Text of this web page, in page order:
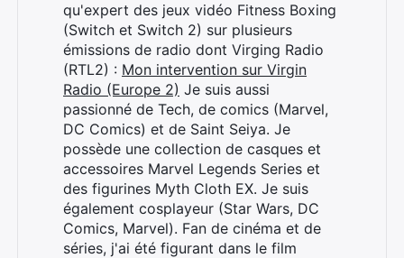
qu'expert des jeux vidéo Fitness Boxing
(Switch et Switch 2) sur plusieurs
émissions de radio dont Virging Radio
(RTL2) : Mon intervention sur Virgin
Radio (Europe 2) Je suis aussi
passionné de Tech, de comics (Marvel,
DC Comics) et de Saint Seiya. Je
possède une collection de casques et
accessoires Marvel Legends Series et
des figurines Myth Cloth EX. Je suis
également cosplayeur (Star Wars, DC
Comics, Marvel). Fan de cinéma et de
séries, j'ai été figurant dans le film